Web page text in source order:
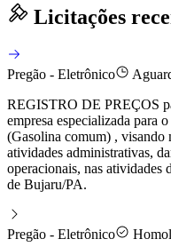
Licitações
Pregão - Eletrônico
REGISTRO DE PREÇOS
empresa especializada para
(Gasolina comum) , visando
atividades administrativas,
operacionais, nas atividades
de Bujaru/PA.
Pregão - Eletrônico